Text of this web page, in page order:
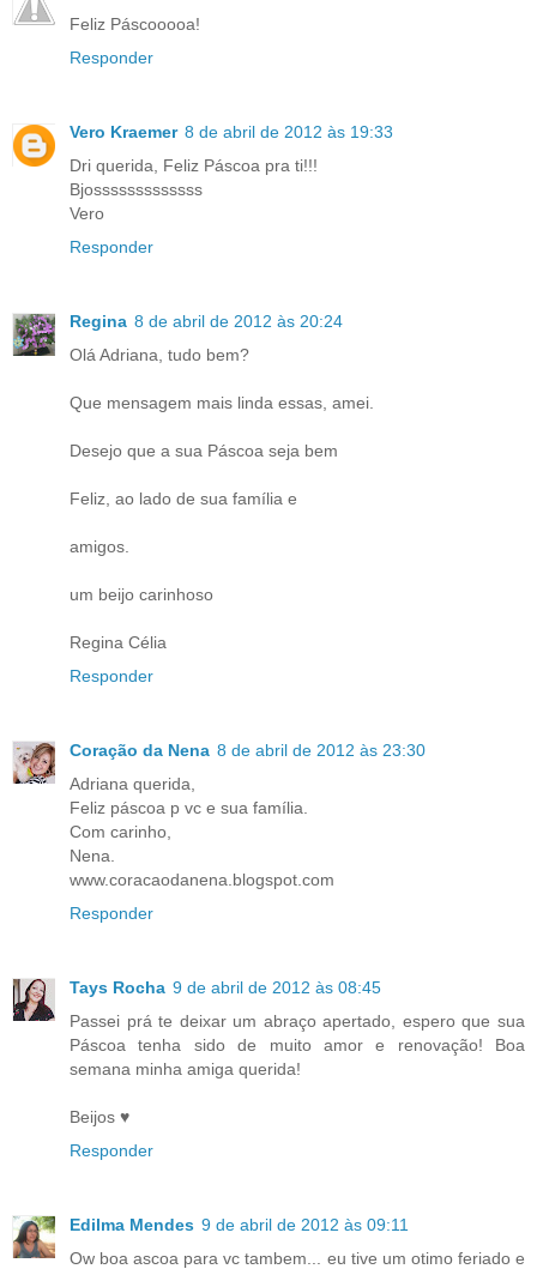
Feliz Páscooooa!
Responder
Vero Kraemer 8 de abril de 2012 às 19:33
Dri querida, Feliz Páscoa pra ti!!!
Bjosssssssssssss
Vero
Responder
Regina 8 de abril de 2012 às 20:24
Olá Adriana, tudo bem?
Que mensagem mais linda essas, amei.
Desejo que a sua Páscoa seja bem
Feliz, ao lado de sua família e
amigos.
um beijo carinhoso
Regina Célia
Responder
Coração da Nena 8 de abril de 2012 às 23:30
Adriana querida,
Feliz páscoa p vc e sua família.
Com carinho,
Nena.
www.coracaodanena.blogspot.com
Responder
Tays Rocha 9 de abril de 2012 às 08:45
Passei prá te deixar um abraço apertado, espero que sua
Páscoa tenha sido de muito amor e renovação! Boa
semana minha amiga querida!
Beijos ♥
Responder
Edilma Mendes 9 de abril de 2012 às 09:11
Ow boa ascoa para vc tambem... eu tive um otimo feriado e